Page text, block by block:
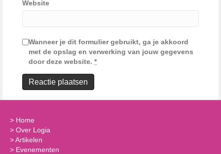
Website
Wanneer je dit formulier gebruikt, ga je akkoord
met de opslag en verwerking van jouw gegevens
door deze website. *
> Home
> Over Logia
>Artikelen
> Evenementen